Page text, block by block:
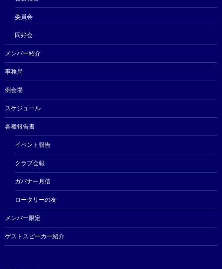
委員会
同好会
メンバー紹介
事務局
例会場
スケジュール
各種報告書
イベント報告
クラブ会報
ガバナー月信
ロータリーの友
メンバー限定
ゲストスピーカー紹介